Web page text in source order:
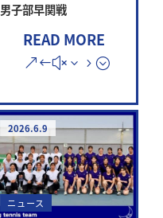
男子部早関戦
READ MORE
2026.6.9
ニュース